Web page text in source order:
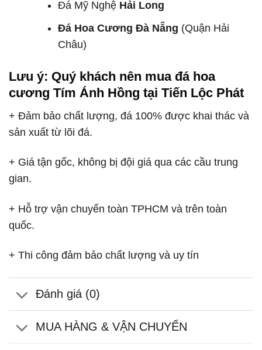
Đá Mỹ Nghệ Hải Long
Đá Hoa Cương Đà Nẵng (Quận Hải
Châu)
Lưu ý: Quý khách nên mua đá hoa
cương Tím Ánh Hồng tại Tiến Lộc Phát
+ Đảm bảo chất lượng, đá 100% được khai thác và
sản xuất từ lõi đá.
+ Giá tận gốc, không bị đội giá qua các cầu trung
gian.
+ Hỗ trợ vận chuyển toàn TPHCM và trên toàn
quốc.
+ Thi công đảm bảo chất lượng và uy tín
Đánh giá (0)
MUA HÀNG & VẬN CHUYỂN